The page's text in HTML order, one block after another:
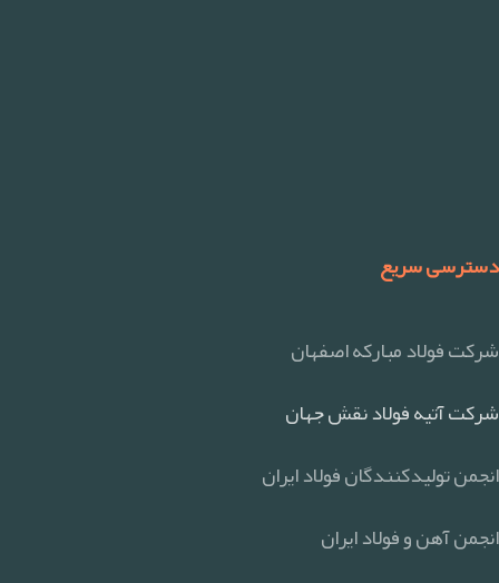
دسترسی سریع
شرکت فولاد مبارکه اصفهان
شرکت آتیه فولاد نقش جهان
انجمن تولیدکنندگان فولاد ایران
انجمن آهن و فولاد ایران